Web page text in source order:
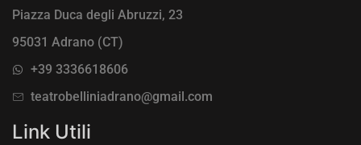
Piazza Duca degli Abruzzi, 23
95031 Adrano (CT)
+39 3336618606
teatrobelliniadrano@gmail.com
Link Utili